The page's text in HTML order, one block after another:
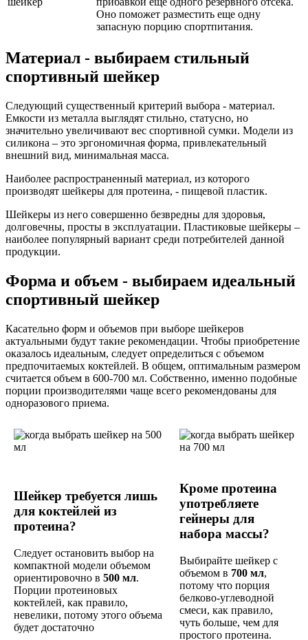
Оно поможет разместить еще одну
запасную порцию спортпитания.
Материал - выбираем стильный
спортивный шейкер
Следующий существенный критерий выбора - материал.
Емкости из металла выглядят стильно, статусно, но
значительно увеличивают вес спортивной сумки. Модели из
силикона – это эргономичная форма, привлекательный
внешний вид, минимальная масса.
Наиболее распространенный материал, из которого
производят шейкеры для протеина, - пищевой пластик.
Шейкеры из него совершенно безвредны для здоровья,
долговечны, просты в эксплуатации. Пластиковые шейкеры –
наиболее популярный вариант среди потребителей данной
продукции.
Форма и объем - выбираем идеальный
спортивный шейкер
Касательно форм и объемов при выборе шейкеров
актуальными будут такие рекомендации. Чтобы приобретение
оказалось идеальным, следует определиться с объемом
предпочитаемых коктейлей. В общем, оптимальным размером
считается объем в 600-700 мл. Собственно, именно подобные
порции производителями чаще всего рекомендованы для
одноразового приема.
Шейкер требуется лишь
для коктейлей из
протеина?
Следует остановить выбор на
компактной модели объемом
ориентировочно в 500 мл.
Порции протеиновых
коктейлей, как правило,
невелики, потому этого объема
будет достаточно
Кроме протеина
употребляете
гейнеры для
набора массы?
Выбирайте шейкер с
объемом в 700 мл,
потому что порция
белково-углеводной
смеси, как правило,
чуть больше, чем для
простого протеина.